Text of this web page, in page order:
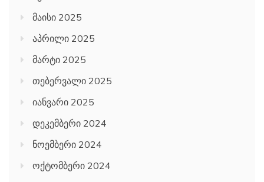
მაისი 2025
აპრილი 2025
მარტი 2025
თებერვალი 2025
იანვარი 2025
დეკემბერი 2024
ნოემბერი 2024
ოქტომბერი 2024